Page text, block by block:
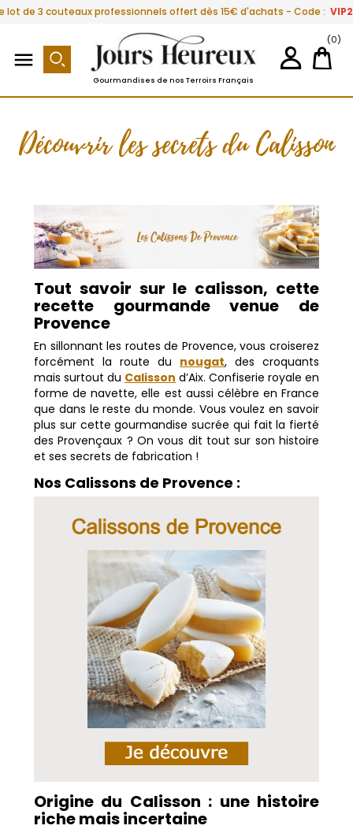
lot de 3 couteaux professionnels offert dès 15€ d'achats - Code :

Gourmandises de nos Terroirs Français
(0)
Découvrir les secrets du Calisson
Tout savoir sur le calisson, cette
recette gourmande venue de
Provence
En sillonnant les routes de Provence, vous croiserez
forcément la route du nougat, des croquants
mais surtout du Calisson d’Aix. Confiserie royale en
forme de navette, elle est aussi célèbre en France
que dans le reste du monde. Vous voulez en savoir
plus sur cette gourmandise sucrée qui fait la fierté
des Provençaux ? On vous dit tout sur son histoire
et ses secrets de fabrication !
Nos Calissons de Provence :
Origine du Calisson : une histoire
riche mais incertaine